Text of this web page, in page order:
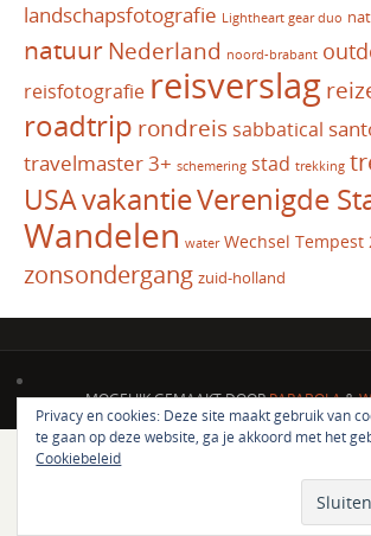
landschapsfotografie Lightheart gear duo
natuur Nederland noord-brabant
reisfotografie reisverslag
roadtrip rondreis sabbatical
travelmaster 3+ schemering stad trekking
USAvakantieVerenigde
Wandelen water Wechsel Tempest
zonsondergang zuid-holland
MOGELIJK GEMAAKT DOORPARABOLA&
Privacy en cookies: Deze site maakt gebruik van
te gaan op deze website, ga je akkoord met het
Cookiebeleid